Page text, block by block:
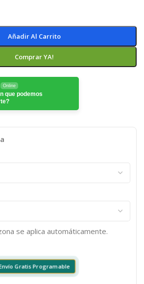
Añadir Al Carrito
Comprar YA!
Online
que podemos
se aplica automáticamente.
Gratis Programable